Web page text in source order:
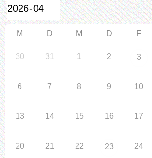
M D M D F
30 31 1 2 3
6 7 8 9 10
13 14 15 16 17
20 21 22 23 24